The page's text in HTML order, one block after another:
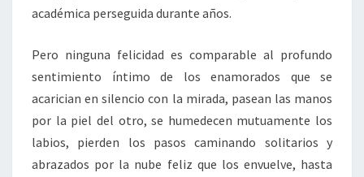
académica perseguida durante años.
Pero ninguna felicidad es comparable al profundo
sentimiento íntimo de los enamorados que se
acarician en silencio con la mirada, pasean las manos
por la piel del otro, se humedecen mutuamente los
labios, pierden los pasos caminando solitarios y
abrazados por la nube feliz que los envuelve, hasta